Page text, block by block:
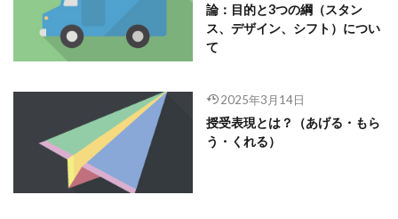
論：目的と3つの綱（スタン
ス、デザイン、シフト）につい
て
2025年3月14日
授受表現とは？（あげる・もら
う・くれる）